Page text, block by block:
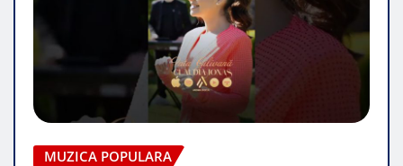
MUZICA POPULARA